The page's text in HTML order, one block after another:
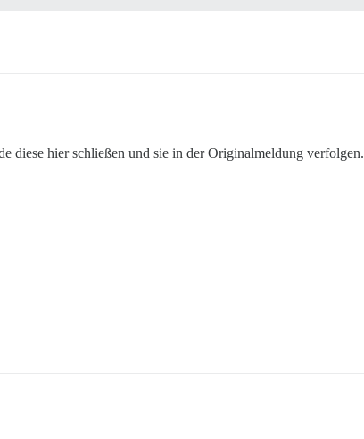
diese hier schließen und sie in der Originalmeldung verfolgen.